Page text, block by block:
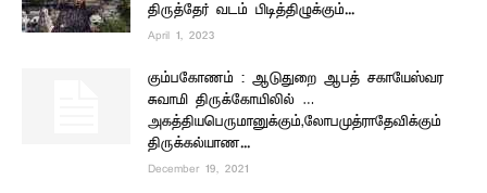
திருத்தேர் வடம் பிடித்திழுக்கும்...
April 1, 2023
கும்பகோணம் : ஆடுதுறை ஆபத் சகாயேஸ்வர
சுவாமி திருக்கோயிலில் …
அகத்தியபெருமானுக்கும்,லோபமுத்ராதேவிக்கும்
திருக்கல்யாண...
December 19, 2021